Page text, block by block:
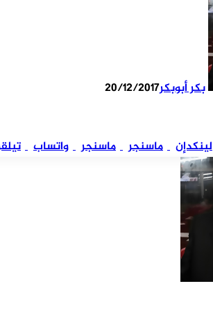
بكر أبوبكر20/12/2017
لينكدإن ماسنجر ماسنجر واتساب